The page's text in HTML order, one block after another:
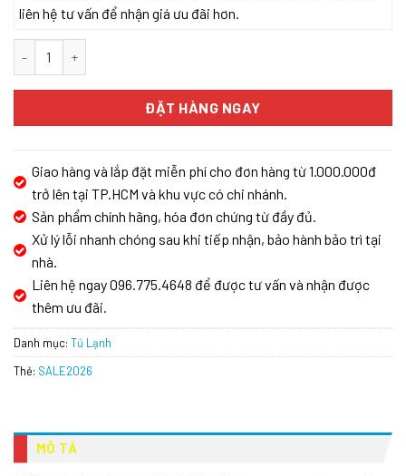
liên hệ tư vấn để nhận giá ưu đãi hơn.
ĐẶT HÀNG NGAY
Giao hàng và lắp đặt miễn phí cho đơn hàng từ 1.000.000đ
trở lên tại TP.HCM và khu vực có chi nhánh.
Sản phẩm chính hãng, hóa đơn chứng từ đầy đủ.
Xử lý lỗi nhanh chóng sau khi tiếp nhận, bảo hành bảo trì tại
nhà.
Liên hệ ngay 096.775.4648 để được tư vấn và nhận được
thêm ưu đãi.
Danh mục: Tủ Lạnh
Thẻ: SALE2026
MÔ TẢ